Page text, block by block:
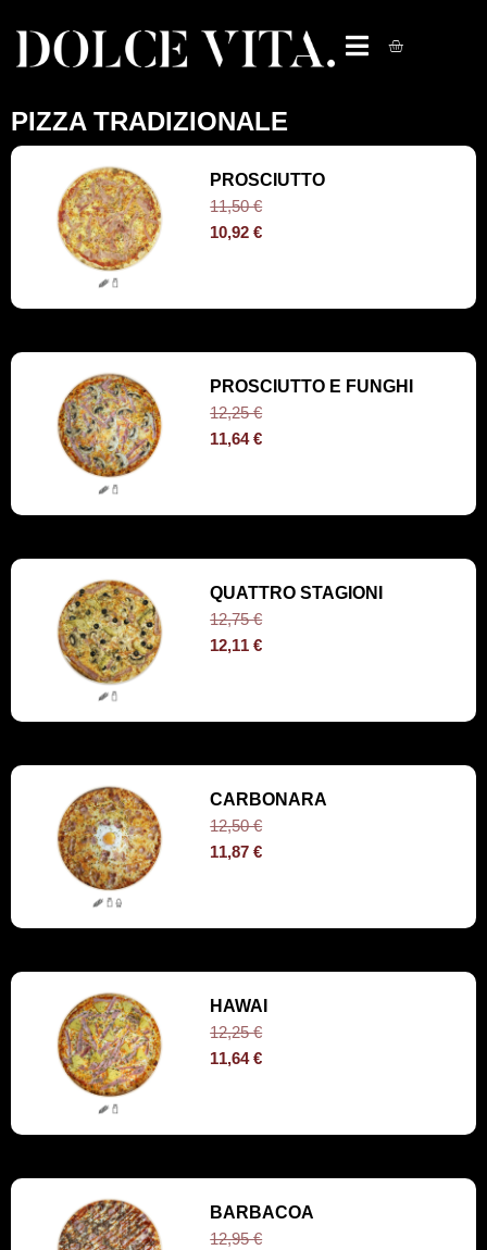
PIZZA TRADIZIONALE
PROSCIUTTO
11,50€
10,92€
PROSCIUTTO E FUNGHI
12,25€
11,64€
QUATTRO STAGIONI
12,75€
12,11€
CARBONARA
12,50€
11,87€
HAWAI
12,25€
11,64€
BARBACOA
12,95€